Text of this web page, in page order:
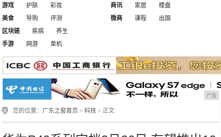
游戏
护肤
彩妆
美食
导购 评测
商讯 家居
楼盘
微商
课程
出国
区块链
疾病
养生
手游
网游 单机
广告
您的位置： 广东之窗首页 >科技 > 正文